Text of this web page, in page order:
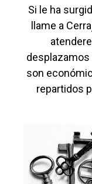
Si le ha
llame a
son
repartidos